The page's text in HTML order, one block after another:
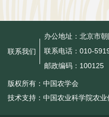
版权所有：中国农学会
技术支持：中国农业科学院农业
联系我们
办公地址：北京市
联系电话：010-
邮政编码：100125